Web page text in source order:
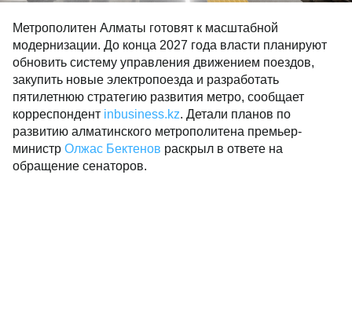
Метрополитен Алматы готовят к масштабной
модернизации. До конца 2027 года власти планируют
обновить систему управления движением поездов,
закупить новые электропоезда и разработать
пятилетнюю стратегию развития метро, сообщает
корреспондент inbusiness.kz. Детали планов по
развитию алматинского метрополитена премьер-
министр Олжас Бектенов раскрыл в ответе на
обращение сенаторов.